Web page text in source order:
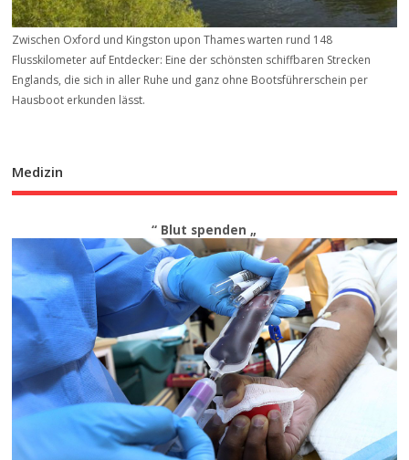
Zwischen Oxford und Kingston upon Thames warten rund 148
Flusskilometer auf Entdecker: Eine der schönsten schiffbaren Strecken
Englands, die sich in aller Ruhe und ganz ohne Bootsführerschein per
Hausboot erkunden lässt.
Medizin
“ Blut spenden „